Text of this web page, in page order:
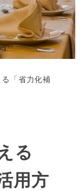
「省力化補
る
用方